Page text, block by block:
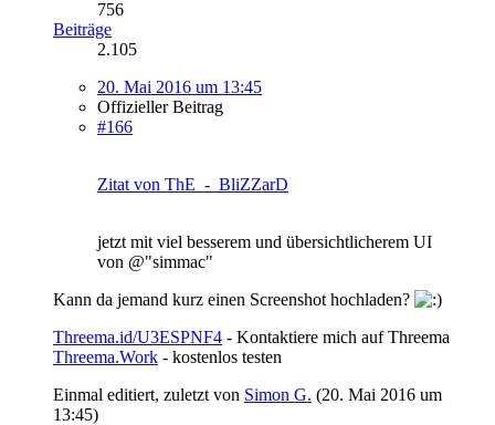
756
Beiträge
2.105
20. Mai 2016 um 13:45
Offizieller Beitrag
#166
Zitat von ThE_-_BliZZarD
jetzt mit viel besserem und übersichtlicherem UI
von @"simmac"
Kann da jemand kurz einen Screenshot hochladen?
Threema.id/U3ESPNF4 - Kontaktiere mich auf Threema
Threema.Work - kostenlos testen
Einmal editiert, zuletzt von Simon G. (20. Mai 2016 um
13:45)